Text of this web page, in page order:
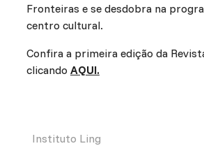
Fronteiras e se desdobra na
centro cultural.
Confira a primeira edição da
clicando AQUI.
Instituto Ling